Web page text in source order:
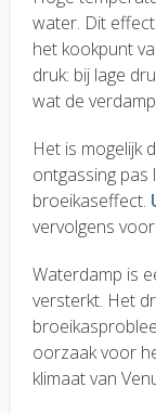
water. Dit
het kookpunt
druk: bij lage
wat de
Het is mogelijk
ontgassing pas
broeikaseffect.
vervolgens
Waterdamp is
versterkt. Het
oorzaak voor
klimaat van